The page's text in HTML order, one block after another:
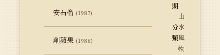
安石榴 (1987)
削蘋果 (1988)
期
分
類
山
水
風
物